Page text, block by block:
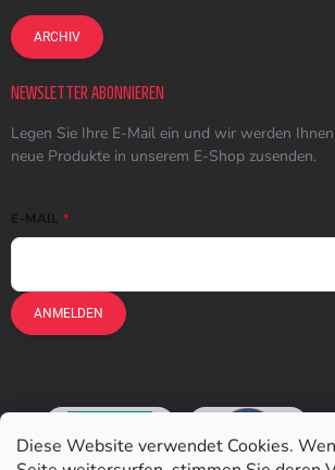
Diese Website verwendet Cookies.
ARCHIV
NEWSLETTER ABONNIEREN
Legen Sie Ihre E-Mail ein und wir werden
neue Produkte in unserem E-Shop zusenden.
E-MAIL
ANMELDEN